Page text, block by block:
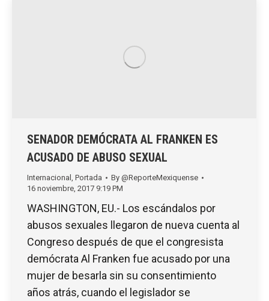
SENADOR DEMÓCRATA AL FRANKEN ES
ACUSADO DE ABUSO SEXUAL
Internacional Portada By @ReporteMexiquense
16 noviembre, 2017 9:19 PM
WASHINGTON, EU.- Los escándalos por
abusos sexuales llegaron de nueva cuenta al
Congreso después de que el congresista
demócrata Al Franken fue acusado por una
mujer de besarla sin su consentimiento
años atrás, cuando el legislador se